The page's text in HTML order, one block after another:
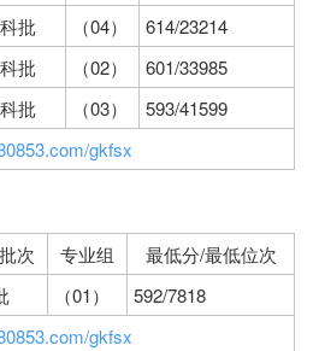
批 （04）
614/23214
批 （02）
601/33985
批 （03）
593/41599
gkfsx
次 专业组
最低分/最低位次
（01）
592/7818
gkfsx